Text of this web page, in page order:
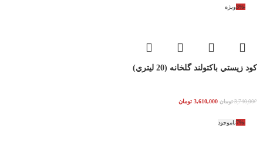
-3% ویژه
کود زيستي باکتولند گلخانه (20 ليتري)
3,740,000 تومان 3,610,000 تومان
-7% ناموجود